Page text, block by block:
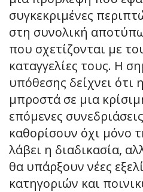
συγκεκριμένες
στη συνολική
που σχετίζονται με
καταγγελίες τους. Η
υπόθεσης δείχνει ότι
μπροστά σε μια
επόμενες
καθορίσουν όχι μόνο
λάβει η διαδικασία,
θα υπάρξουν νέες
κατηγοριών και